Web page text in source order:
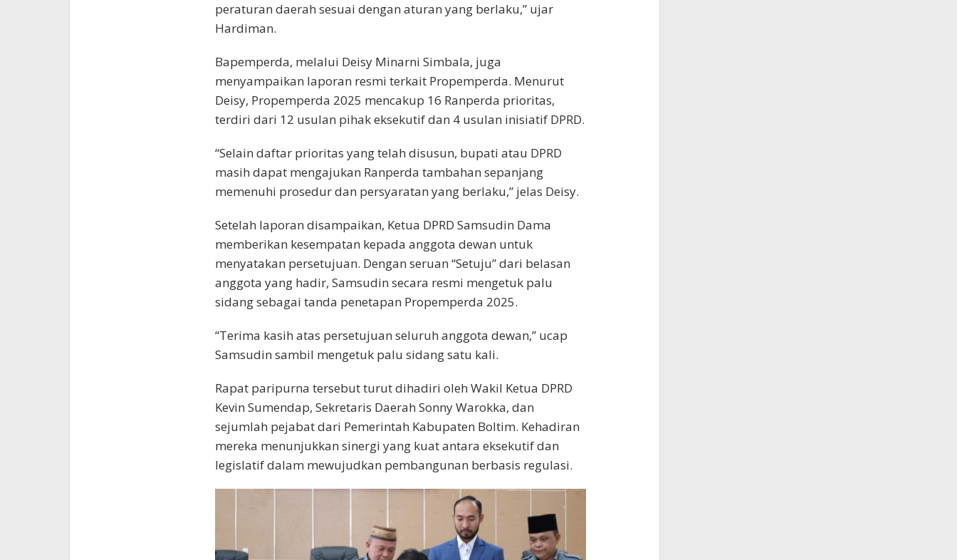
peraturan daerah sesuai dengan aturan yang berlaku,” ujar
Hardiman.
Bapemperda, melalui Deisy Minarni Simbala, juga
menyampaikan laporan resmi terkait Propemperda. Menurut
Deisy, Propemperda 2025 mencakup 16 Ranperda prioritas,
terdiri dari 12 usulan pihak eksekutif dan 4 usulan inisiatif DPRD.
“Selain daftar prioritas yang telah disusun, bupati atau DPRD
masih dapat mengajukan Ranperda tambahan sepanjang
memenuhi prosedur dan persyaratan yang berlaku,” jelas Deisy.
Setelah laporan disampaikan, Ketua DPRD Samsudin Dama
memberikan kesempatan kepada anggota dewan untuk
menyatakan persetujuan. Dengan seruan “Setuju” dari belasan
anggota yang hadir, Samsudin secara resmi mengetuk palu
sidang sebagai tanda penetapan Propemperda 2025.
“Terima kasih atas persetujuan seluruh anggota dewan,” ucap
Samsudin sambil mengetuk palu sidang satu kali.
Rapat paripurna tersebut turut dihadiri oleh Wakil Ketua DPRD
Kevin Sumendap, Sekretaris Daerah Sonny Warokka, dan
sejumlah pejabat dari Pemerintah Kabupaten Boltim. Kehadiran
mereka menunjukkan sinergi yang kuat antara eksekutif dan
legislatif dalam mewujudkan pembangunan berbasis regulasi.